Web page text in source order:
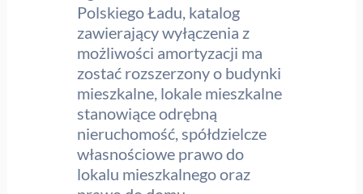
Polskiego Ładu, katalog
zawierający wyłączenia z
możliwości amortyzacji ma
zostać rozszerzony o budynki
mieszkalne, lokale mieszkalne
stanowiące odrębną
nieruchomość, spółdzielcze
własnościowe prawo do
lokalu mieszkalnego oraz